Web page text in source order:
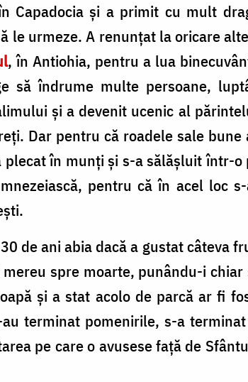
Capadocia și a primit cu mult
le urmeze. A renunțat la oricare
, în Antiohia, pentru a lua
să îndrume multe persoane,
și a devenit ucenic al
Dar pentru că roadele sale bune
în munți și s-a sălășluit într-o
pentru că în acel loc
de ani abia dacă a gustat câteva
spre moarte, punându-i chiar
și a stat acolo de parcă ar fi
terminat pomenirile, s-a
pe care o avusese față de